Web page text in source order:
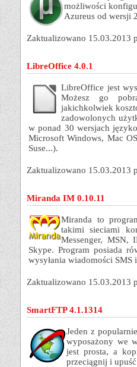
możliwości
Azureus od wersji
Zaktualizowano 15.03.2013
LibreOffice 4.0.1
LibreOffice jest
Możesz go
jakichkolwiek
zadowolonych
w ponad 30 wersjach
Microsoft Windows, Mac
Suse...).
Zaktualizowano 15.03.2013
Miranda IM 0.10.11
Miranda to
takimi sieciami
Messenger, MSN,
Skype. Program posiada
wysyłania wiadomości SMS
Zaktualizowano 15.03.2013
SmartFTP 4.1.1314
Jeden z
wyposażony we
jest prosta, a
przeciągnij i